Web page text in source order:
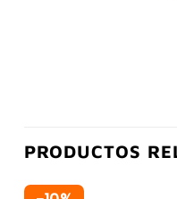
PRODUCTOS